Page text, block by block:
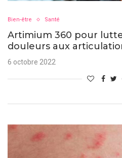
Bien-être Santé
Artimium 360 pour
douleurs aux
6 octobre 2022